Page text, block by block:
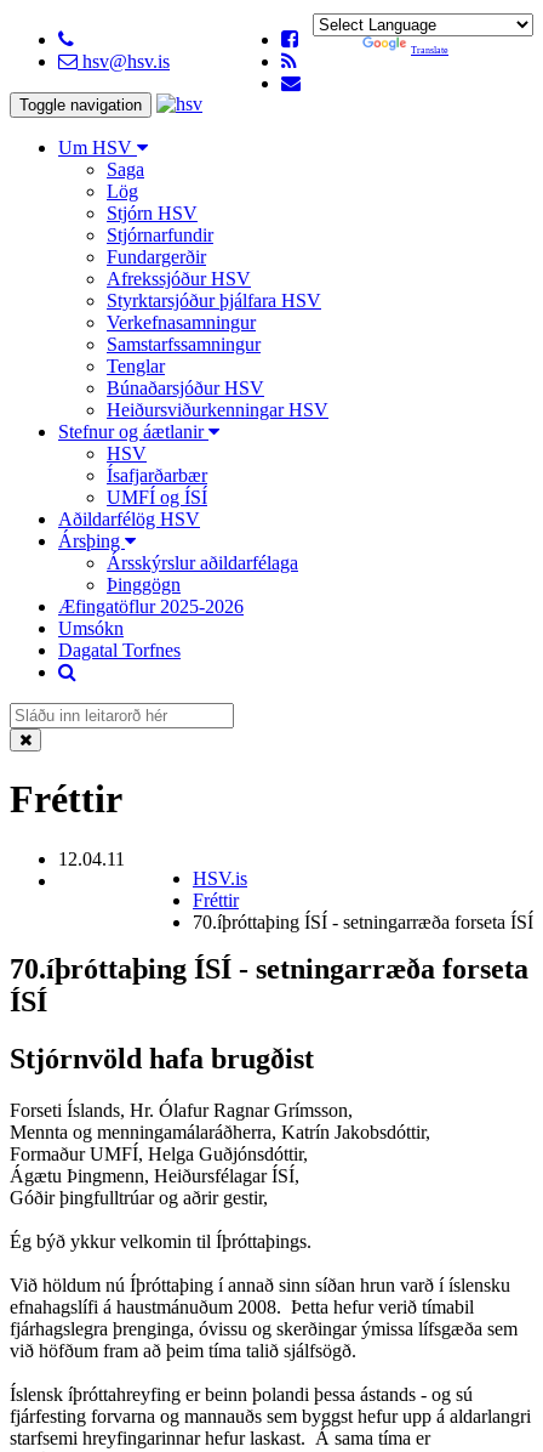
hsv@hsv.is
Translate
Toggle navigation
Um HSV
Saga
Lög
Stjórn HSV
Stjórnarfundir
Fundargerðir
Afrekssjóður HSV
Styrktarsjóður þjálfara HSV
Verkefnasamningur
Samstarfssamningur
Tenglar
Búnaðarsjóður HSV
Heiðursviðurkenningar HSV
Stefnur og áætlanir
HSV
Ísafjarðarbær
UMFÍ og ÍSÍ
Aðildarfélög HSV
Ársþing
Ársskýrslur aðildarfélaga
Þinggögn
Æfingatöflur 2025-2026
Umsókn
Dagatal Torfnes
Fréttir
HSV.is
Fréttir
70.íþróttaþing ÍSÍ - setningarræða forseta ÍSÍ
12.04.11
70.íþróttaþing ÍSÍ - setningarræða forseta
ÍSÍ
Stjórnvöld hafa brugðist
Forseti Íslands, Hr. Ólafur Ragnar Grímsson,
Mennta og menningamálaráðherra, Katrín Jakobsdóttir,
Formaður UMFÍ, Helga Guðjónsdóttir,
Ágætu Þingmenn, Heiðursfélagar ÍSÍ,
Góðir þingfulltrúar og aðrir gestir,
Ég býð ykkur velkomin til Íþróttaþings.
Við höldum nú Íþróttaþing í annað sinn síðan hrun varð í íslensku
efnahagslífi á haustmánuðum 2008. Þetta hefur verið tímabil
fjárhagslegra þrenginga, óvissu og skerðingar ýmissa lífsgæða sem
við höfðum fram að þeim tíma talið sjálfsögð.
Íslensk íþróttahreyfing er beinn þolandi þessa ástands - og sú
fjárfesting forvarna og mannauðs sem byggst hefur upp á aldarlangri
starfsemi hreyfingarinnar hefur laskast. Á sama tíma er